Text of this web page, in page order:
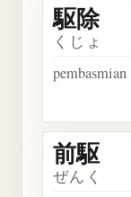
駆除
くじょ
pembasmian
前駆
ぜんく